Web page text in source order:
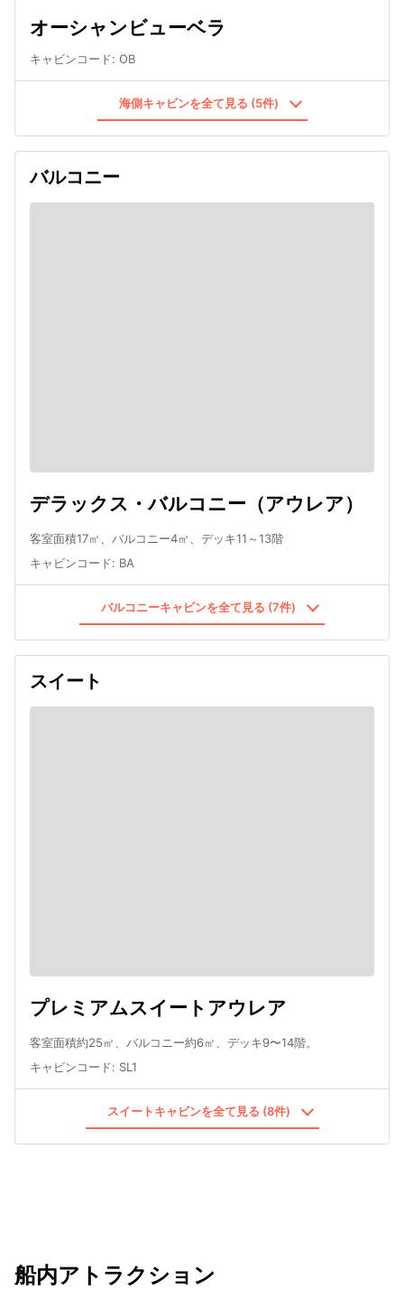
オーシャンビューベラ
キャビンコード: OB
海側キャビンを全て見る (5件)
バルコニー
デラックス・バルコニー（アウレア）
客室面積17㎡、バルコニー4㎡、デッキ11～13階
キャビンコード: BA
バルコニーキャビンを全て見る (7件)
スイート
プレミアムスイートアウレア
客室面積約25㎡、バルコニー約6㎡、デッキ9〜14階。
キャビンコード: SL1
スイートキャビンを全て見る (8件)
船内アトラクション